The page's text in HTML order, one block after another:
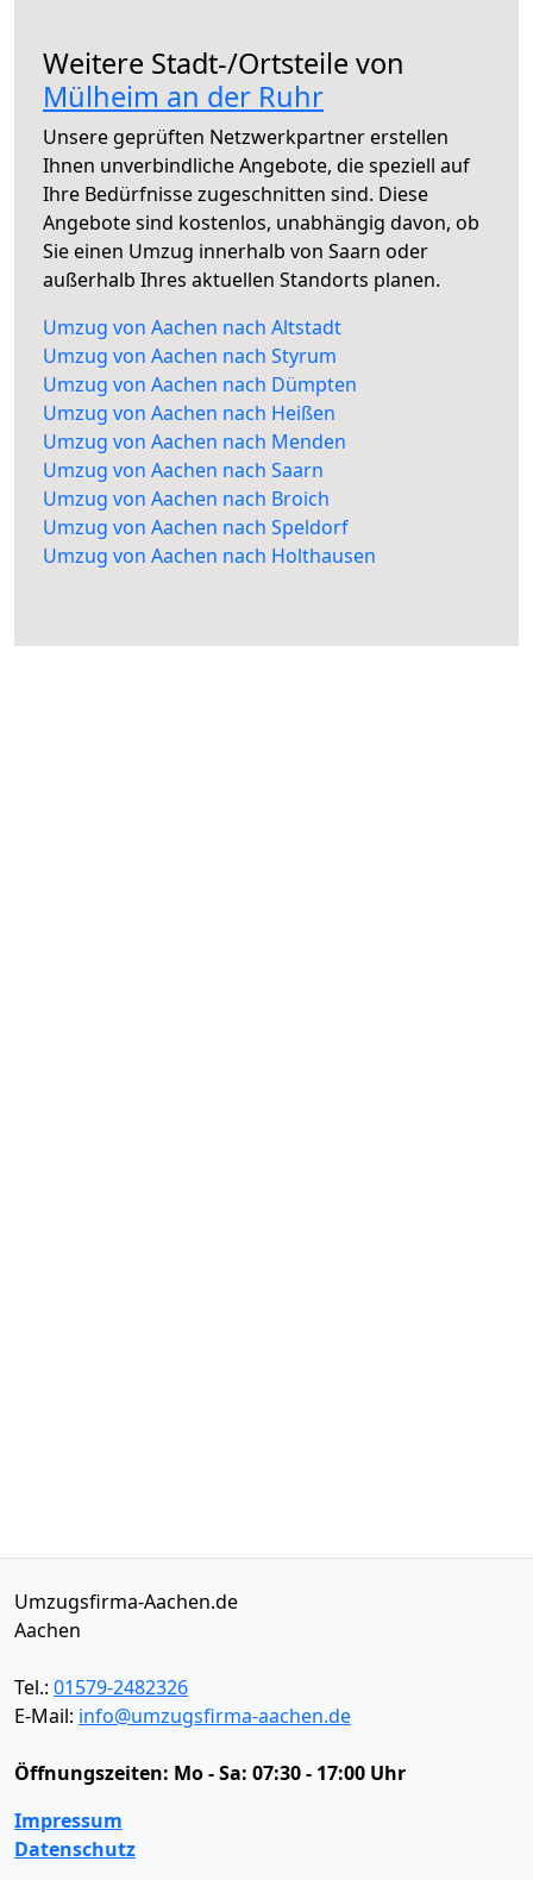
Weitere Stadt-/Ortsteile von
Mülheim an der Ruhr
Unsere geprüften Netzwerkpartner erstellen
Ihnen unverbindliche Angebote, die speziell auf
Ihre Bedürfnisse zugeschnitten sind. Diese
Angebote sind kostenlos, unabhängig davon, ob
Sie einen Umzug innerhalb von Saarn oder
außerhalb Ihres aktuellen Standorts planen.
Umzug von Aachen nach Altstadt
Umzug von Aachen nach Styrum
Umzug von Aachen nach Dümpten
Umzug von Aachen nach Heißen
Umzug von Aachen nach Menden
Umzug von Aachen nach Saarn
Umzug von Aachen nach Broich
Umzug von Aachen nach Speldorf
Umzug von Aachen nach Holthausen
Umzugsfirma-Aachen.de
Aachen
Tel.: 01579-2482326
E-Mail: info@umzugsfirma-aachen.de
Öffnungszeiten: Mo - Sa: 07:30 - 17:00 Uhr
Impressum
Datenschutz